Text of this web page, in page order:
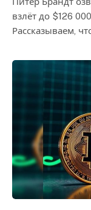
взлёт до $126
Рассказываем,